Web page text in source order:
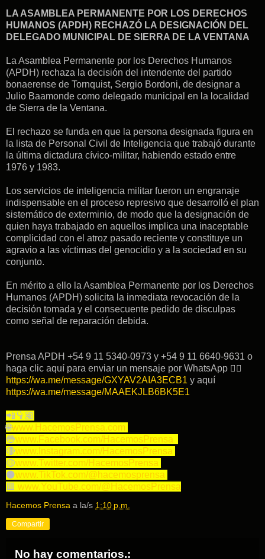
LA ASAMBLEA PERMANENTE POR LOS DERECHOS
HUMANOS (APDH) RECHAZÓ LA DESIGNACIÓN DEL
DELEGADO MUNICIPAL DE SIERRA DE LA VENTANA
La Asamblea Permanente por los Derechos Humanos
(APDH) rechaza la decisión del intendente del partido
bonaerense de Tornquist, Sergio Bordoni, de designar a
Julio Baamonde como delegado municipal en la localidad
de Sierra de la Ventana.
El rechazo se funda en que la persona designada figura en
la lista de Personal Civil de Inteligencia que trabajó durante
la última dictadura cívico-militar, habiendo estado entre
1976 y 1983.
Los servicios de inteligencia militar fueron un engranaje
indispensable en el proceso represivo que desarrolló el plan
sistemático de exterminio, de modo que la designación de
quien haya trabajado en aquellos implica una inaceptable
complicidad con el atroz pasado reciente y constituye un
agravio a las víctimas del genocidio y a la sociedad en su
conjunto.
En mérito a ello la Asamblea Permanente por los Derechos
Humanos (APDH) solicita la inmediata revocación de la
decisión tomada y el consecuente pedido de disculpas
como señal de reparación debida.
Prensa APDH +54 9 11 5340-0973 y +54 9 11 6640-9631 o
haga clic aquí para enviar un mensaje por WhatsApp 👉🏽
https://wa.me/message/GXYAV2AIA3ECB1 y aquí
https://wa.me/message/MAAEKJLB6BK5E1
📲👇🏽
🌐www.HacemosPrensa.com
🔵www.Facebook.com/HacemosPrensa
🔴www.Instagram.com/HacemosPrensa
🟡www.Twitter.com/HacemosPrensa
⚫️www.TikTok.com/@hacemosprensa
🟥 www.YouTube.com/@HacemosPrensa
Hacemos Prensa a la/s 1:10 p.m.
Compartir
No hay comentarios.: